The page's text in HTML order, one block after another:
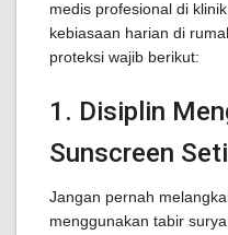
medis profesional di
kebiasaan harian di
proteksi wajib berikut:
1. Disiplin
Sunscreen
Jangan pernah
menggunakan tabir